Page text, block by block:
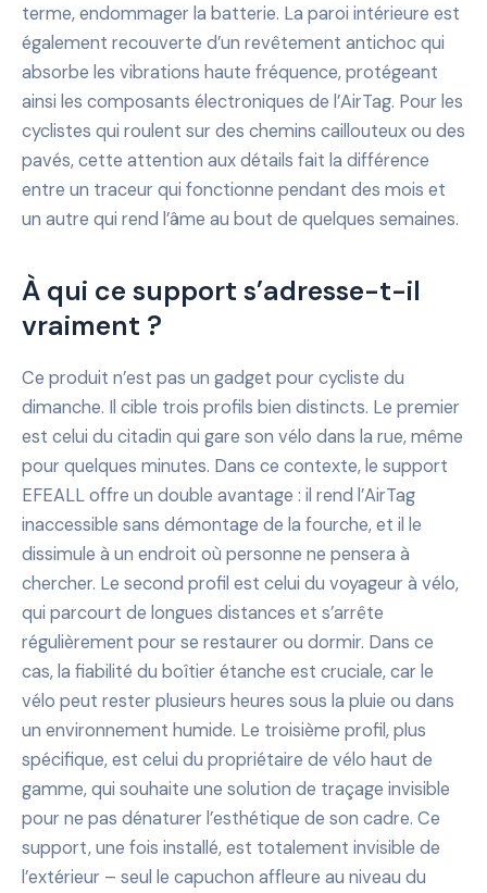
terme, endommager la batterie. La paroi intérieure est
également recouverte d’un revêtement antichoc qui
absorbe les vibrations haute fréquence, protégeant
ainsi les composants électroniques de l’AirTag. Pour les
cyclistes qui roulent sur des chemins caillouteux ou des
pavés, cette attention aux détails fait la différence
entre un traceur qui fonctionne pendant des mois et
un autre qui rend l’âme au bout de quelques semaines.
À qui ce support s’adresse-t-il
vraiment ?
Ce produit n’est pas un gadget pour cycliste du
dimanche. Il cible trois profils bien distincts. Le premier
est celui du citadin qui gare son vélo dans la rue, même
pour quelques minutes. Dans ce contexte, le support
EFEALL offre un double avantage : il rend l’AirTag
inaccessible sans démontage de la fourche, et il le
dissimule à un endroit où personne ne pensera à
chercher. Le second profil est celui du voyageur à vélo,
qui parcourt de longues distances et s’arrête
régulièrement pour se restaurer ou dormir. Dans ce
cas, la fiabilité du boîtier étanche est cruciale, car le
vélo peut rester plusieurs heures sous la pluie ou dans
un environnement humide. Le troisième profil, plus
spécifique, est celui du propriétaire de vélo haut de
gamme, qui souhaite une solution de traçage invisible
pour ne pas dénaturer l’esthétique de son cadre. Ce
support, une fois installé, est totalement invisible de
l’extérieur – seul le capuchon affleure au niveau du